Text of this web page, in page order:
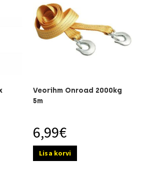
Veorihm Onroad 2000kg
5m
6,99€
Lisa korvi